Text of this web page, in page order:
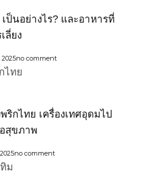
ป็นอย่างไร? และอาหารที่
ลี่ยง
no comment
ริกไทย เครื่องเทศอุดมไป
สุขภาพ
no comment